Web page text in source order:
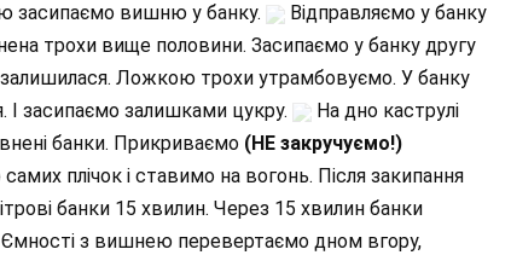
засипаємо вишню у банку.
Відправляємо у банку
трохи вище половини. Засипаємо у банку другу
Ложкою трохи утрамбовуємо. У банку
І засипаємо залишками цукру.
На дно каструлі
банки. Прикриваємо (НЕ закручуємо!)
плічок і ставимо на вогонь. Після закипання
банки 15 хвилин. Через 15 хвилин банки
Ємності з вишнею перевертаємо дном вгору,